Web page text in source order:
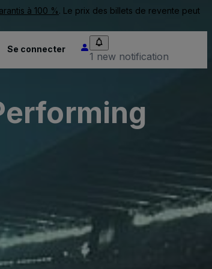
à 100 %. Le prix des billets de revente peut
Se connecter
1 new notification